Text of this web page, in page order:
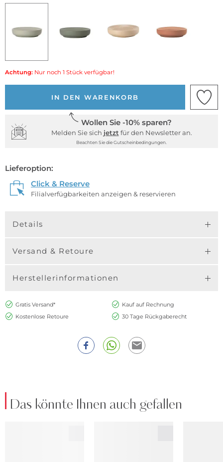
Achtung: Nur noch 1 Stück verfügbar!
IN DEN WARENKORB
Wollen Sie -10% sparen?
Melden Sie sich jetzt für den Newsletter an.
Beachten Sie die Gutscheinbedingungen.
Lieferoption:
Click & Reserve
Filialverfügbarkeiten anzeigen & reservieren
Details
Versand & Retoure
Herstellerinformationen
Gratis Versand*
Kauf auf Rechnung
Kostenlose Retoure
30 Tage Rückgaberecht
Das könnte Ihnen auch gefallen